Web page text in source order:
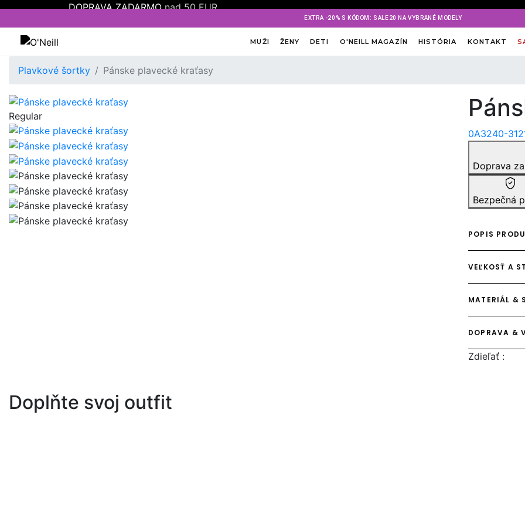
DOPRAVA ZADARMOnad 50 EUR
EXTRA -20% S KÓDOM: SALE20 NA VYBRANÉ MODELY
MUŽI ŽENY DETI O'NEILL MAGAZÍN HISTÓRIA KONTAKT
Oneill
Plavkové šortky Pánske plavecké kraťasy
Regular
0A3240-
Doprava
Bezpečná
POPIS
VEĽKOSŤ A
MATERIÁL &
DOPRAVA &
Zdieľať :
Doplňte svoj outfit